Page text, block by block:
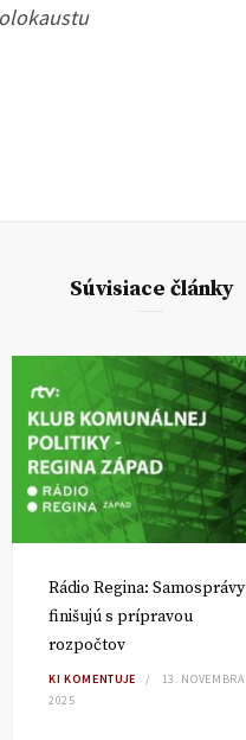
Súvisiace články
Rádio Regina: Samosprávy
finišujú s prípravou
rozpočtov
KI KOMENTUJE
13. NOVEMBRA
2025